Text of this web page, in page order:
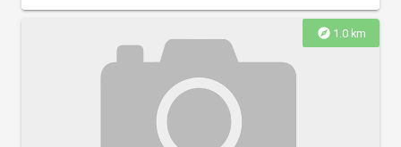
explore 1.0 km